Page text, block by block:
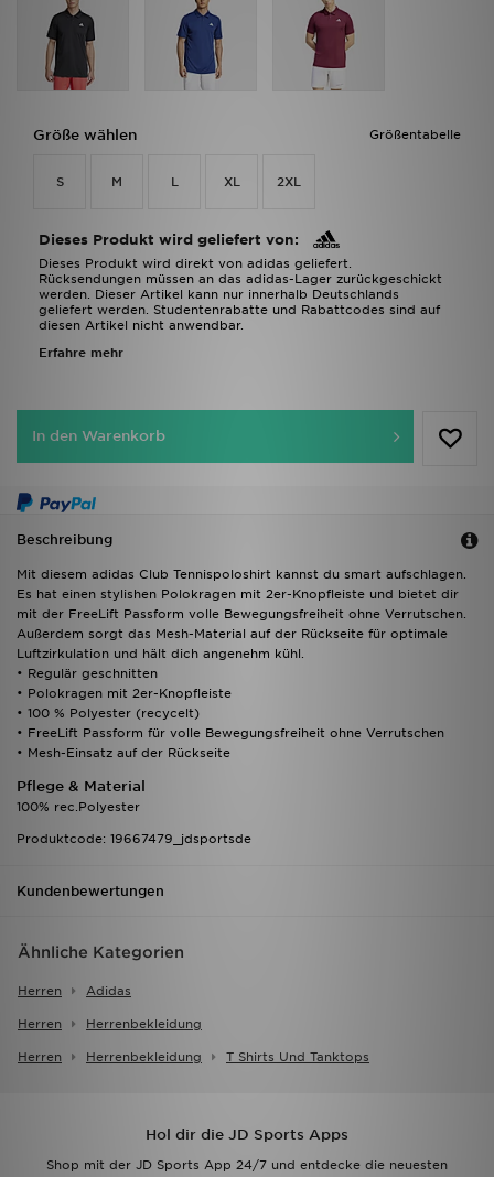
Größentabelle
Größe wählen
S M L XL 2XL
Dieses Produkt wird geliefert von:
Dieses Produkt wird direkt von adidas geliefert.
Rücksendungen müssen an das adidas-Lager zurückgeschickt
werden. Dieser Artikel kann nur innerhalb Deutschlands
geliefert werden. Studentenrabatte und Rabattcodes sind auf
diesen Artikel nicht anwendbar.
Erfahre mehr
In den Warenkorb
Beschreibung
Mit diesem adidas Club Tennispoloshirt kannst du smart aufschlagen.
Es hat einen stylishen Polokragen mit 2er-Knopfleiste und bietet dir
mit der FreeLift Passform volle Bewegungsfreiheit ohne Verrutschen.
Außerdem sorgt das Mesh-Material auf der Rückseite für optimale
Luftzirkulation und hält dich angenehm kühl.
• Regulär geschnitten
• Polokragen mit 2er-Knopfleiste
• 100 % Polyester (recycelt)
• FreeLift Passform für volle Bewegungsfreiheit ohne Verrutschen
• Mesh-Einsatz auf der Rückseite
Pflege & Material
100% rec.Polyester
Produktcode: 19667479_jdsportsde
Kundenbewertungen
Ähnliche Kategorien
Herren Adidas
Herren Herrenbekleidung
Herren Herrenbekleidung T Shirts Und Tanktops
Hol dir die JD Sports Apps
Shop mit der JD Sports App 24/7 und entdecke die neuesten